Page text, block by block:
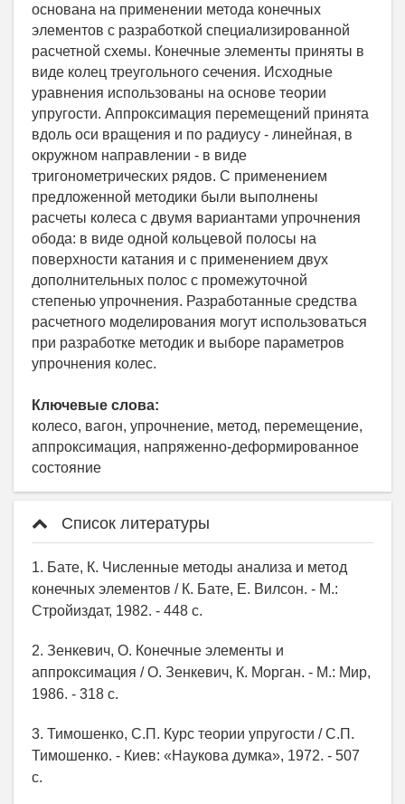
основана на применении метода конечных
элементов с разработкой специализированной
расчетной схемы. Конечные элементы приняты в
виде колец треугольного сечения. Исходные
уравнения использованы на основе теории
упругости. Аппроксимация перемещений принята
вдоль оси вращения и по радиусу - линейная, в
окружном направлении - в виде
тригонометрических рядов. С применением
предложенной методики были выполнены
расчеты колеса с двумя вариантами упрочнения
обода: в виде одной кольцевой полосы на
поверхности катания и с применением двух
дополнительных полос с промежуточной
степенью упрочнения. Разработанные средства
расчетного моделирования могут использоваться
при разработке методик и выборе параметров
упрочнения колес.
Ключевые слова:
колесо, вагон, упрочнение, метод, перемещение,
аппроксимация, напряженно-деформированное
состояние
Список литературы
1. Бате, К. Численные методы анализа и метод
конечных элементов / К. Бате, Е. Вилсон. - М.:
Стройиздат, 1982. - 448 с.
2. Зенкевич, О. Конечные элементы и
аппроксимация / О. Зенкевич, К. Морган. - М.: Мир,
1986. - 318 с.
3. Тимошенко, С.П. Курс теории упругости / С.П.
Тимошенко. - Киев: «Наукова думка», 1972. - 507
с.